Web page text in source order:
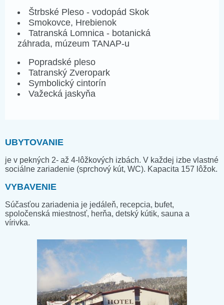
Štrbské Pleso - vodopád Skok
Smokovce, Hrebienok
Tatranská Lomnica - botanická
záhrada, múzeum TANAP-u
Popradské pleso
Tatranský Zveropark
Symbolický cintorín
Važecká jaskyňa
UBYTOVANIE
je v pekných 2- až 4-lôžkových izbách. V každej izbe vlastné
sociálne zariadenie (sprchový kút, WC). Kapacita 157 lôžok.
VYBAVENIE
Súčasťou zariadenia je jedáleň, recepcia, bufet,
spoločenská miestnosť, herňa, detský kútik, sauna a
vírivka.